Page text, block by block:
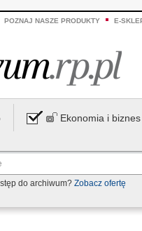
POZNAJ NASZE PRODUKTY E-
Ekonomia i biznes
do archiwum? Zobacz ofertę